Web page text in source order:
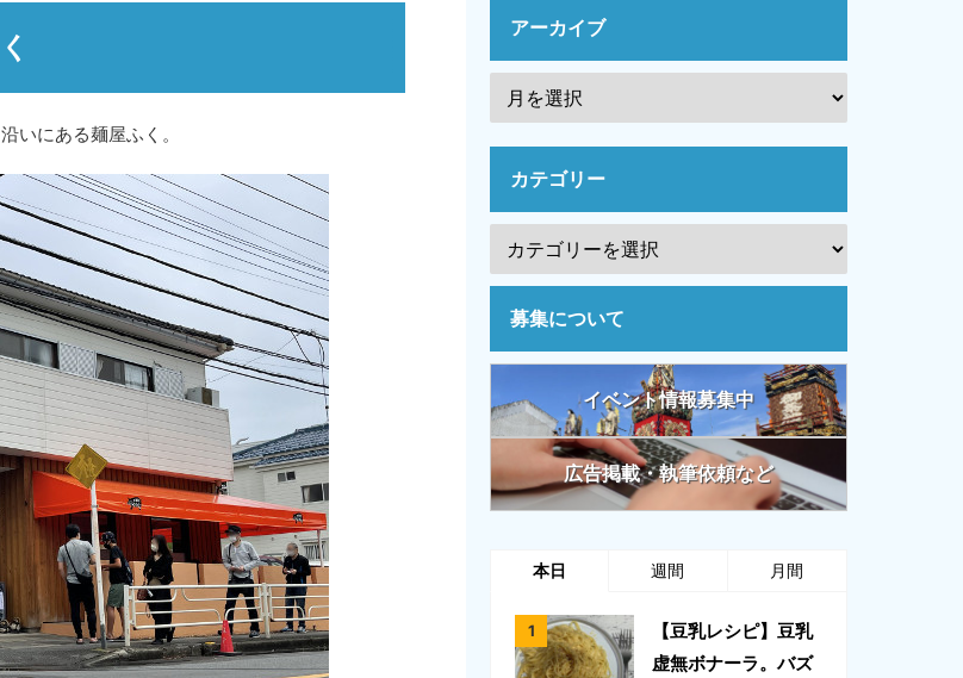
いにある麺屋ふく。
アーカイブ
カテゴリー
募集について
イベント情報募集中
広告掲載・執筆依頼など
本日 週間 月間
【豆乳レシピ】豆乳
虚無ボナーラ。バズ